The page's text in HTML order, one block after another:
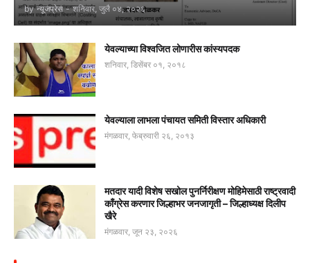
by न्यूजप्रेस - शनिवार, जुलै ०४, २०२६
येवल्याच्या विश्वजित लोणारीस कांस्यपदक
शनिवार, डिसेंबर ०१, २०१८
येवल्याला लाभला पंचायत समिती विस्तार अधिकारी
मंगळवार, फेब्रुवारी २६, २०१३
मतदार यादी विशेष सखोल पुनर्निरीक्षण मोहिमेसाठी राष्ट्रवादी
काँग्रेस करणार जिल्हाभर जनजागृती – जिल्हाध्यक्ष दिलीप
खैरे
मंगळवार, जून २३, २०२६